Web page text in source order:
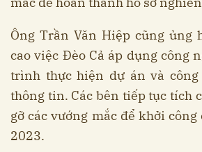
Ông Trần Văn Hiệp cũng ủng
cao việc Đèo Cả áp dụng công
trình thực hiện dự án và
thông tin. Các bên tiếp tục tích
gỡ các vướng mắc để khởi
2023.